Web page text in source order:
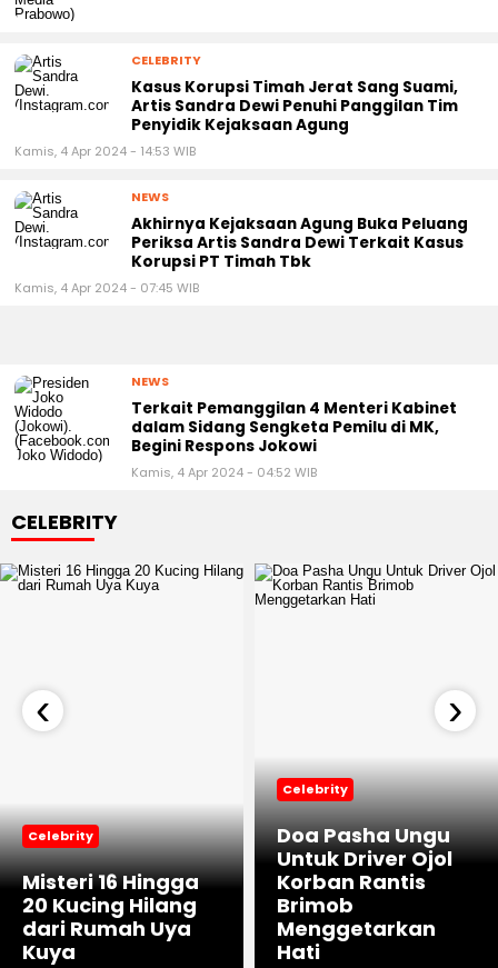
CELEBRITY
Kasus Korupsi Timah Jerat Sang Suami,
Artis Sandra Dewi Penuhi Panggilan Tim
Penyidik Kejaksaan Agung
Kamis, 4 Apr 2024 - 14:53 WIB
NEWS
Akhirnya Kejaksaan Agung Buka Peluang
Periksa Artis Sandra Dewi Terkait Kasus
Korupsi PT Timah Tbk
Kamis, 4 Apr 2024 - 07:45 WIB
NEWS
Terkait Pemanggilan 4 Menteri Kabinet
dalam Sidang Sengketa Pemilu di MK,
Begini Respons Jokowi
Kamis, 4 Apr 2024 - 04:52 WIB
CELEBRITY
Celebrity
Misteri 16 Hingga
20 Kucing Hilang
dari Rumah Uya
Kuya
Celebrity
Doa Pasha Ungu
Untuk Driver Ojol
Korban Rantis
Brimob
Menggetarkan
Hati
‹ ›